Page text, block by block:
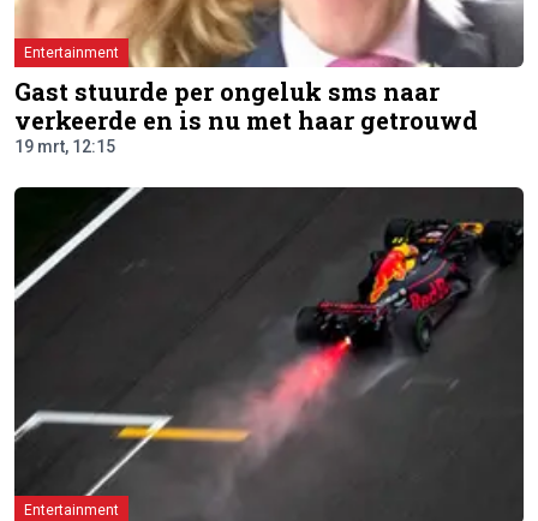
Entertainment
Gast stuurde per ongeluk sms naar
verkeerde en is nu met haar getrouwd
19 mrt, 12:15
Entertainment